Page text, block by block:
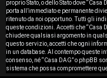
s
e
n
z
proprio Stato, o dello Stato dove
porta all’immediato e permanente
ritenuto da noi opportuno. Tutti gli
queste condizioni. Accetti che “Casa
chiudere qualsiasi argomento in
questo servizio, accetti che ogni
in un database. Al contempo queste
consenso, né “Casa DAG” o phpBB
sistema che possa compromettere